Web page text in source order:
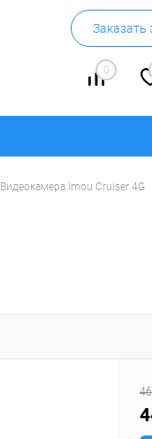
Заказать
0
Видеокамера Imou Cruiser 4G